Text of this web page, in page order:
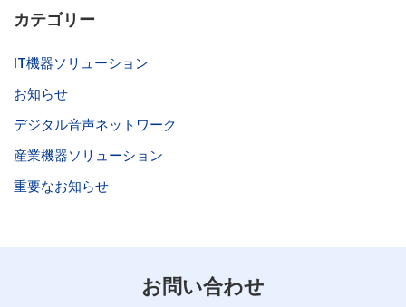
カテゴリー
IT機器ソリューション
お知らせ
デジタル音声ネットワーク
産業機器ソリューション
重要なお知らせ
お問い合わせ